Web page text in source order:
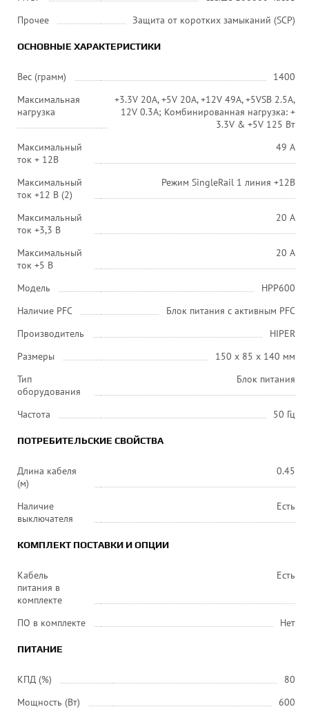
Прочее
Защита от коротких замыканий (SCP)
ОСНОВНЫЕ ХАРАКТЕРИСТИКИ
Вес (грамм)
1400
Максимальная
нагрузка
+3.3V 20A, +5V 20A, +12V 49A, +5VSB 2.5A,
12V 0.3A; Комбинированная нагрузка: +
3.3V & +5V 125 Вт
Максимальный
ток + 12В
49 A
Максимальный
ток +12 В (2)
Режим SingleRail 1 линия +12В
Максимальный
ток +3,3 В
20 A
Максимальный
ток +5 В
20 A
Модель
HPP600
Наличие PFC
Блок питания с активным PFC
Производитель
HIPER
Размеры
150 х 85 х 140 мм
Тип
оборудования
Блок питания
Частота 50 Гц
ПОТРЕБИТЕЛЬСКИЕ СВОЙСТВА
Длина кабеля
(м)
0.45
Наличие
выключателя
Есть
КОМПЛЕКТ ПОСТАВКИ И ОПЦИИ
Кабель
питания в
комплекте
Есть
ПО в комплекте Нет
ПИТАНИЕ
КПД (%)
80
Мощность (Вт)
600